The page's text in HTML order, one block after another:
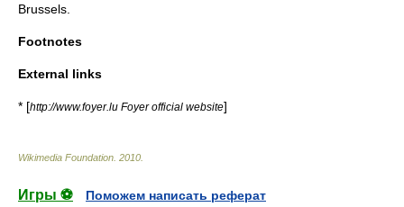
Brussels
Footnotes
External links
* [http://www.foyer.lu Foyer official website]
Wikimedia Foundation 2010
Игры ⚽
Поможем написать реферат